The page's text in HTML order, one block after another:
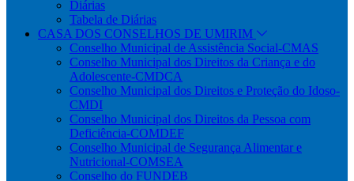
Diárias
Tabela de Diárias
CASA DOS CONSELHOS DE UMIRIM
Conselho Municipal de Assistência Social-CMAS
Conselho Municipal dos Direitos da Criança e do
Adolescente-CMDCA
Conselho Municipal dos Direitos e Proteção do Idoso-
CMDI
Conselho Municipal dos Direitos da Pessoa com
Deficiência-COMDEF
Conselho Municipal de Segurança Alimentar e
Nutricional-COMSEA
Conselho do FUNDEB